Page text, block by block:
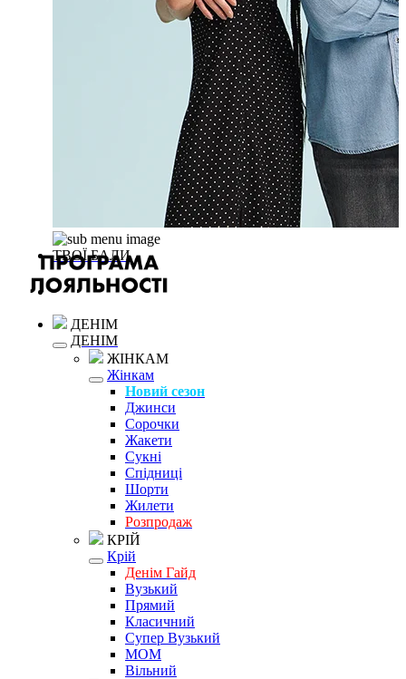
ТВОЇ БАЛИ
ДЕНІМ
ДЕНІМ
ЖІНКАМ
Жінкам
Новий сезон
Джинси
Сорочки
Жакети
Сукні
Спідниці
Шорти
Жилети
Розпродаж
КРІЙ
Крій
Денім Гайд
Вузький
Прямий
Класичний
Супер Вузький
MOM
Вільний